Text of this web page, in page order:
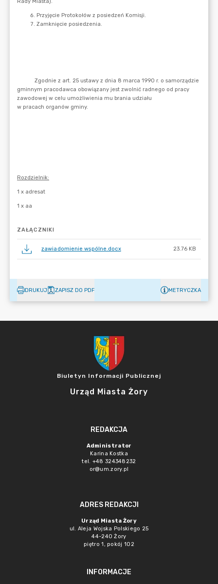
ZAŁĄCZNIKI
zawiadomienie wspólne.docx 23.76 KB
DRUKUJ ZAPISZ DO PDF METRYCZKA
Biuletyn Informacji Publicznej
Urząd Miasta Żory
REDAKCJA
Administrator
Karina Kostka
tel. +48 324348232
or@um.zory.pl
ADRES REDAKCJI
Urząd Miasta Żory
ul. Aleja Wojska Polskiego 25
44-240 Żory
piętro 1, pokój 102
INFORMACJE